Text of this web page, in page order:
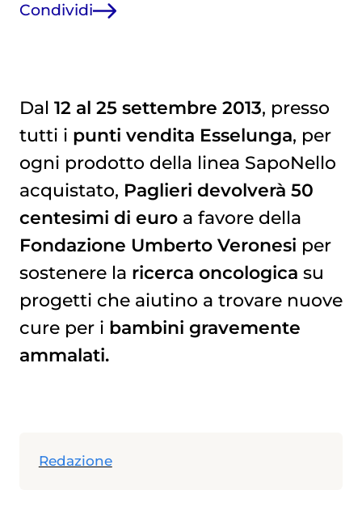
Condividi
Dal 12 al 25 settembre 2013, presso
tutti i punti vendita Esselunga, per
ogni prodotto della linea SapoNello
acquistato, Paglieri devolverà 50
centesimi di euroa favore della
Fondazione Umberto Veronesi per
sostenere la ricerca oncologica su
progetti che aiutino a trovare nuove
cure per i bambini gravemente
ammalati.
Redazione